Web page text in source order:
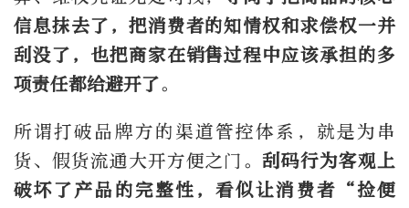
信息抹去了，把消费者的知情权和求偿权一并
刮没了，也把商家在销售过程中应该承担的多
项责任都给避开了。
所谓打破品牌方的渠道管控体系，就是为串
货、假货流通大开方便之门。 刮码行为客观上
破坏了产品的完整性，看似让消费者“捡便